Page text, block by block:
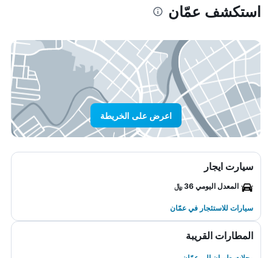
استكشف عمّان
اعرض على الخريطة
سيارت ايجار
المعدل اليومي 36 ﷼
سيارات للاستئجار في عمّان
المطارات القريبة